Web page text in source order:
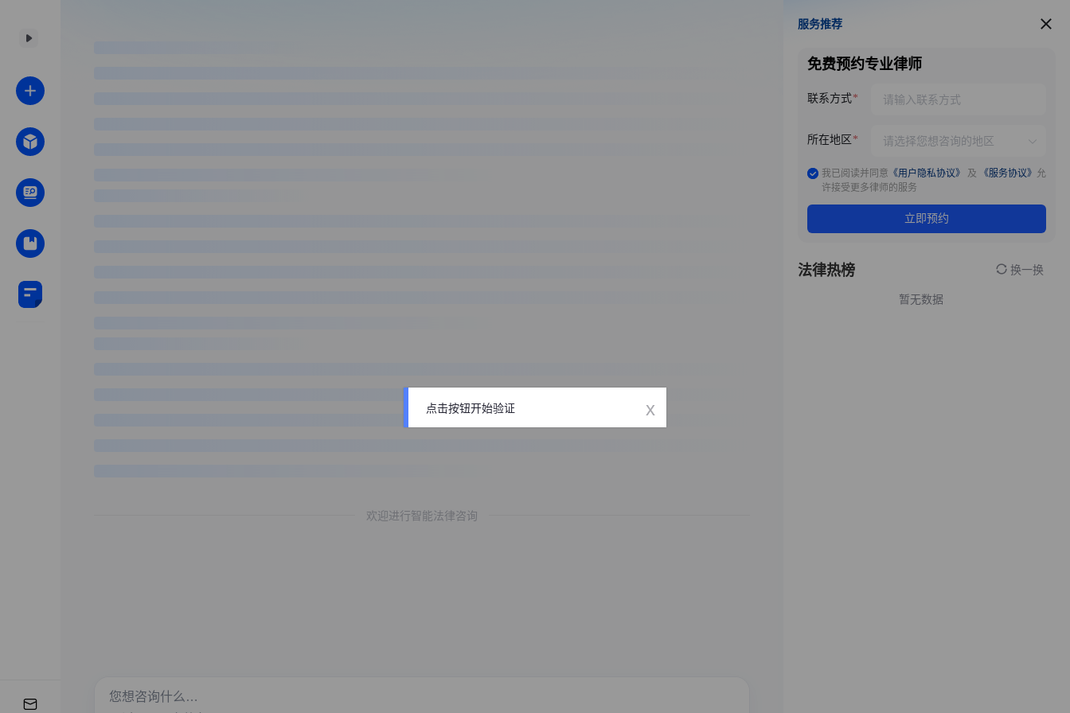
欢迎进行智能法律咨询
服务推荐
服务推荐
免费预约专业律师
联系方式
所在地区
我已阅读并同意 《用户隐私协议》 及 《服务协议》 允
许接受更多律师的服务
立即预约
法律热榜 换一换
暂无数据
点击按钮开始验证 x